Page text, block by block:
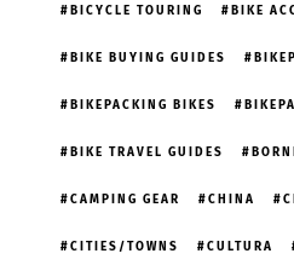
BICYCLE TOURING BIKE
BIKE BUYING GUIDES
BIKEPACKING BIKES
BIKE TRAVEL GUIDES
CAMPING GEAR CHINA
CITIES/TOWNS CULTURA